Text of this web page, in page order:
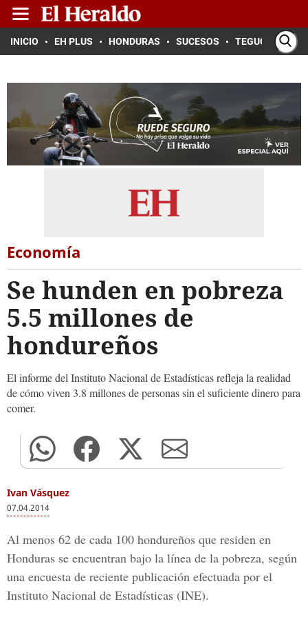
INICIO EH PLUS HONDURAS SUCESOS TEGUCIGALPA
Economía
Se hunden en pobreza
5.5 millones de
hondureños
El informe del Instituto Nacional de Estadísticas refleja la realidad
de cómo viven 3.8 millones de personas sin el suficiente dinero para
comer.
Ivan Vásquez
07.04.2014
Al menos 62 de cada 100 hondureños que residen en
Honduras se encuentran bajo la línea de la pobreza, según
una encuesta de reciente publicación efectuada por el
Instituto Nacional de Estadísticas (INE).